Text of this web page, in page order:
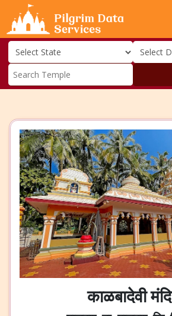
काळबादेवी